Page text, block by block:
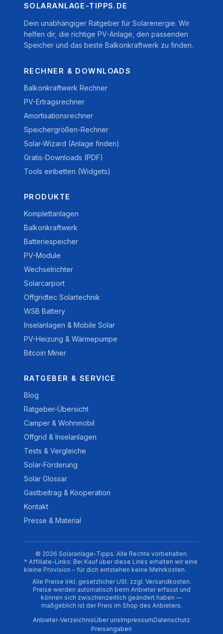
SOLARANLAGE-TIPPS.DE
Dein unabhängiger Ratgeber für Solarenergie. Wir
helfen dir, die richtige PV-Anlage, den passenden
Speicher und das beste Balkonkraftwerk zu finden.
RECHNER & DOWNLOADS
Balkonkraftwerk Rechner
PV-Ertragsrechner
Amortisationsrechner
Speichergrößen-Rechner
Solar-Wizard (Anlage finden)
Gratis-Downloads (PDF)
Tools einbetten (Widgets)
PRODUKTE
Komplettanlagen
Balkonkraftwerk
Batteriespeicher
PV-Module
Wechselrichter
Solarcarport
Offgridtec Solartechnik
WSB Battery
Inselanlagen & Mobile Solar
PV-Heizung & Wärmepumpe
Bitcoin Miner
RATGEBER & SERVICE
Blog
Ratgeber-Übersicht
Camper & Wohnmobil
Offgrid & Inselanlagen
Tests & Vergleiche
Solar-Förderung
Solar Glossar
Gastbeitrag & Kooperation
Kontakt
Presse & Material
© 2026 Solaranlage-Tipps. Alle Rechte vorbehalten.
* Affiliate-Links: Bei Kauf über diese Links erhalten wir eine
kleine Provision – für dich entstehen keine Mehrkosten.
Alle Preise inkl. gesetzlicher USt. zzgl. Versandkosten.
Preise werden automatisch beim Anbieter erfasst und
können sich zwischenzeitlich geändert haben —
maßgeblich ist der Preis im Shop des Anbieters.
Anbieter-VerzeichnisÜber unsImpressumDatenschutz
Preisangaben